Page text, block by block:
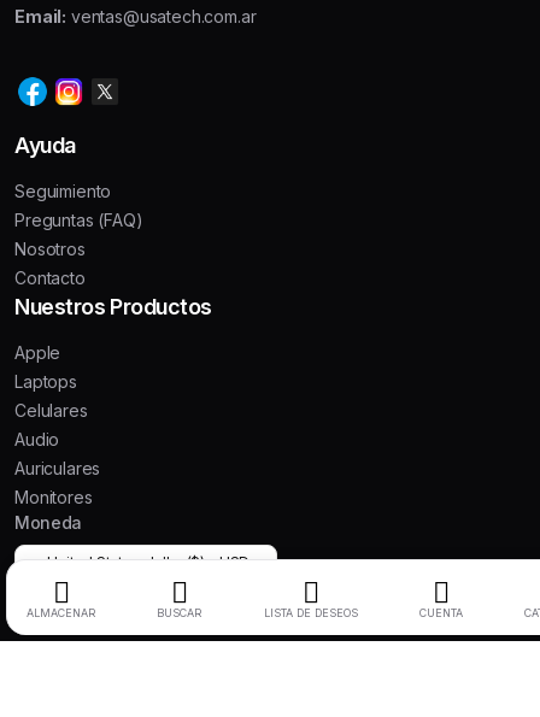
Email: ventas@usatech.com.ar
Ayuda
Seguimiento
Preguntas (FAQ)
Nosotros
Contacto
Nuestros Productos
Apple
Laptops
Celulares
Audio
Auriculares
Monitores
Moneda
United States dollar ($) - USD
ALMACENAR BUSCAR LISTA DE DESEOS CUENTA